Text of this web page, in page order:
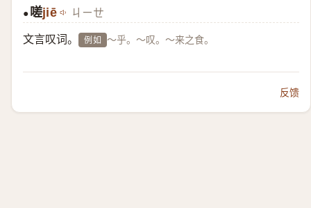
● 嗟jiē ㄐㄧㄝ
文言叹词。 例如 ～乎。～叹。～来之食。
反馈